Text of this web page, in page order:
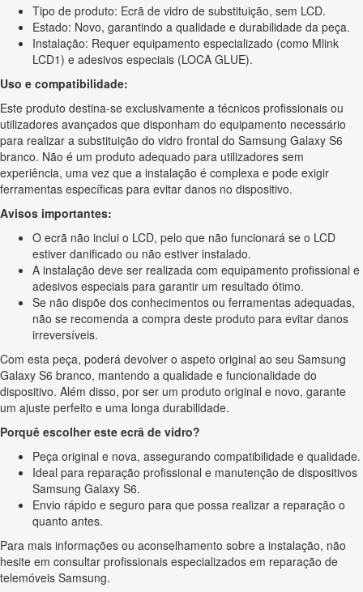
Tipo de produto: Ecrã de vidro de substituição, sem LCD.
Estado: Novo, garantindo a qualidade e durabilidade da peça.
Instalação: Requer equipamento especializado (como Mlink
LCD1) e adesivos especiais (LOCA GLUE).
Uso e compatibilidade:
Este produto destina-se exclusivamente a técnicos profissionais ou
utilizadores avançados que disponham do equipamento necessário
para realizar a substituição do vidro frontal do Samsung Galaxy S6
branco. Não é um produto adequado para utilizadores sem
experiência, uma vez que a instalação é complexa e pode exigir
ferramentas específicas para evitar danos no dispositivo.
Avisos importantes:
O ecrã não inclui o LCD, pelo que não funcionará se o LCD
estiver danificado ou não estiver instalado.
A instalação deve ser realizada com equipamento profissional e
adesivos especiais para garantir um resultado ótimo.
Se não dispõe dos conhecimentos ou ferramentas adequadas,
não se recomenda a compra deste produto para evitar danos
irreversíveis.
Com esta peça, poderá devolver o aspeto original ao seu Samsung
Galaxy S6 branco, mantendo a qualidade e funcionalidade do
dispositivo. Além disso, por ser um produto original e novo, garante
um ajuste perfeito e uma longa durabilidade.
Porquê escolher este ecrã de vidro?
Peça original e nova, assegurando compatibilidade e qualidade.
Ideal para reparação profissional e manutenção de dispositivos
Samsung Galaxy S6.
Envio rápido e seguro para que possa realizar a reparação o
quanto antes.
Para mais informações ou aconselhamento sobre a instalação, não
hesite em consultar profissionais especializados em reparação de
telemóveis Samsung.